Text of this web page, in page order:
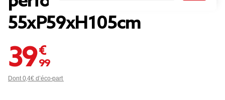
55xP59xH105cm
39,99 €
Dont 0,4€ d’éco-part